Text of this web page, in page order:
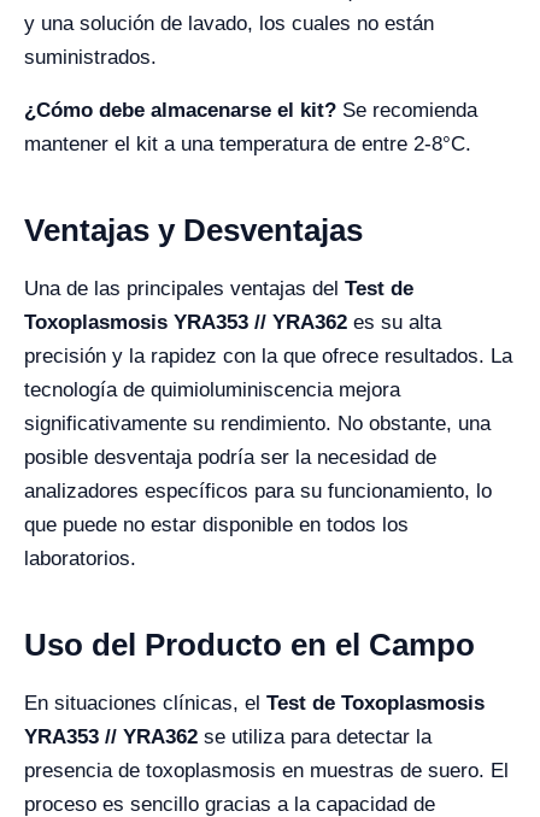
y una solución de lavado, los cuales no están
suministrados.
¿Cómo debe almacenarse el kit? Se recomienda
mantener el kit a una temperatura de entre 2-8°C.
Ventajas y Desventajas
Una de las principales ventajas del Test de
Toxoplasmosis YRA353 // YRA362 es su alta
precisión y la rapidez con la que ofrece resultados. La
tecnología de quimioluminiscencia mejora
significativamente su rendimiento. No obstante, una
posible desventaja podría ser la necesidad de
analizadores específicos para su funcionamiento, lo
que puede no estar disponible en todos los
laboratorios.
Uso del Producto en el Campo
En situaciones clínicas, el Test de Toxoplasmosis
YRA353 // YRA362 se utiliza para detectar la
presencia de toxoplasmosis en muestras de suero. El
proceso es sencillo gracias a la capacidad de